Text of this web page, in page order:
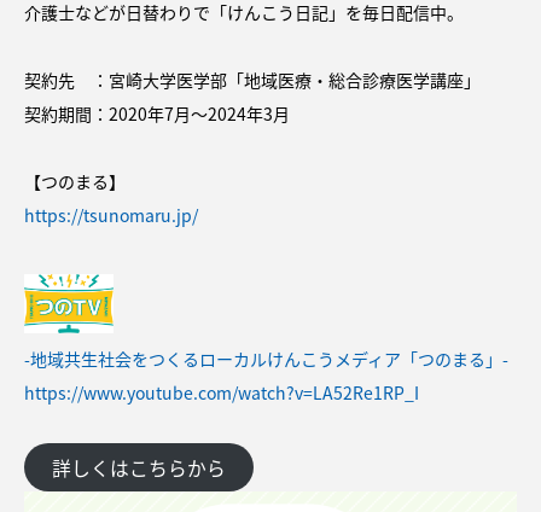
介護士などが日替わりで「けんこう日記」を毎日配信中。
契約先 ：宮崎大学医学部「地域医療・総合診療医学講座」
契約期間：2020年7⽉〜2024年3⽉
【つのまる】
https://tsunomaru.jp/
-地域共生社会をつくるローカルけんこうメディア「つのまる」-
https://www.youtube.com/watch?v=LA52Re1RP_I
詳しくはこちらから